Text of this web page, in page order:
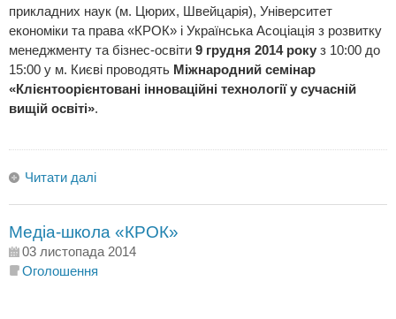
прикладних наук (м. Цюрих, Швейцарія), Університет
економіки та права «КРОК» і Українська Асоціація з розвитку
менеджменту та бізнес-освіти 9 грудня 2014 року з 10:00 до
15:00 у м. Києві проводять Міжнародний семінар
«Клієнтоорієнтовані інноваційні технології у сучасній
вищій освіті».
Читати далі
Медіа-школа «КРОК»
03 листопада 2014
Оголошення